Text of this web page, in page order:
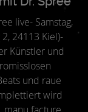
live- Samstag,
24113 Kiel)-
und raue
wird